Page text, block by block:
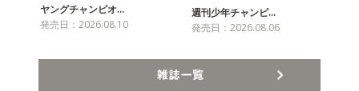
ヤングチャンピオ…
発売日：2026.08.10
週刊少年チャンピ…
発売日：2026.08.06